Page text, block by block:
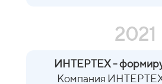
2021
ИНТЕРТЕХ -
Компания